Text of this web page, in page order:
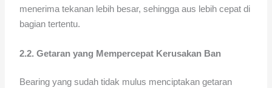
menerima tekanan lebih besar, sehingga aus lebih cepat di
bagian tertentu.
2.2. Getaran yang Mempercepat Kerusakan Ban
Bearing yang sudah tidak mulus menciptakan getaran